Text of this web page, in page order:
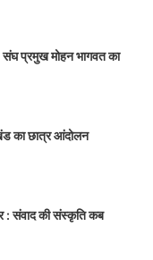
प्रमुख मोहन भागवत का
का छात्र आंदोलन
: संवाद की संस्कृति कब